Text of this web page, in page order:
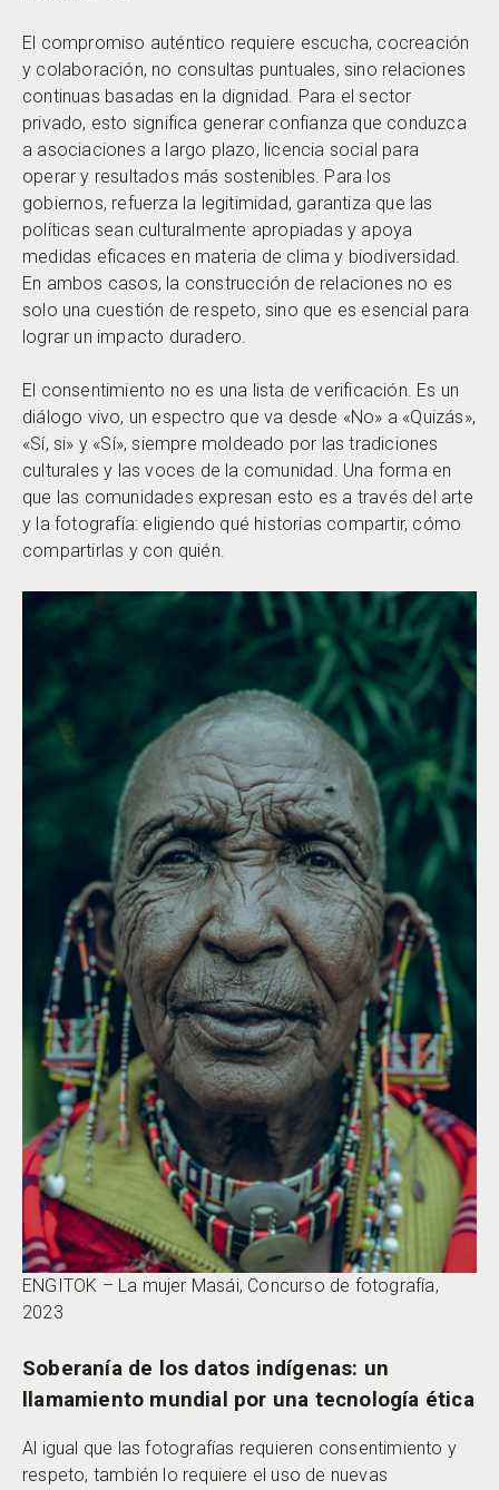
El compromiso auténtico requiere escucha, cocreación
y colaboración, no consultas puntuales, sino relaciones
continuas basadas en la dignidad. Para el sector
privado, esto significa generar confianza que conduzca
a asociaciones a largo plazo, licencia social para
operar y resultados más sostenibles. Para los
gobiernos, refuerza la legitimidad, garantiza que las
políticas sean culturalmente apropiadas y apoya
medidas eficaces en materia de clima y biodiversidad.
En ambos casos, la construcción de relaciones no es
solo una cuestión de respeto, sino que es esencial para
lograr un impacto duradero.
El consentimiento no es una lista de verificación. Es un
diálogo vivo, un espectro que va desde «No» a «Quizás»,
«Sí, si» y «Sí», siempre moldeado por las tradiciones
culturales y las voces de la comunidad. Una forma en
que las comunidades expresan esto es a través del arte
y la fotografía: eligiendo qué historias compartir, cómo
compartirlas y con quién.
ENGITOK – La mujer Masái, Concurso de fotografía,
2023
Soberanía de los datos indígenas: un
llamamiento mundial por una tecnología ética
Al igual que las fotografías requieren consentimiento y
respeto, también lo requiere el uso de nuevas